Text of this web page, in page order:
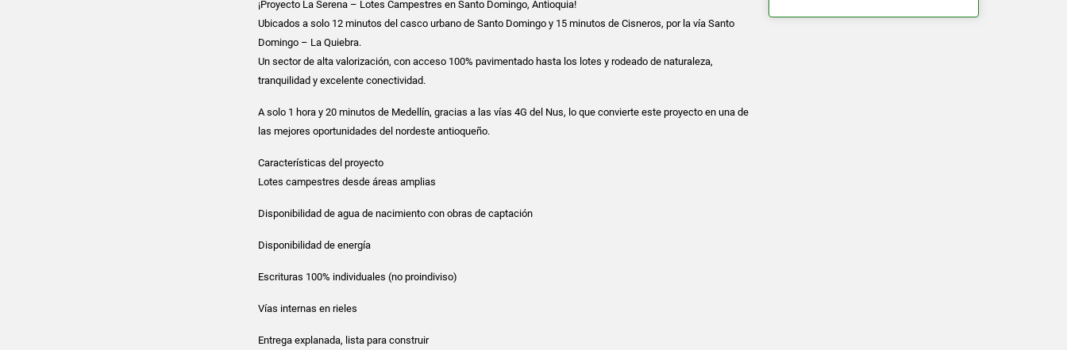
¡Proyecto La Serena – Lotes Campestres en Santo Domingo, Antioquia!
Ubicados a solo 12 minutos del casco urbano de Santo Domingo y 15 minutos de Cisneros, por la vía Santo
Domingo – La Quiebra.
Un sector de alta valorización, con acceso 100% pavimentado hasta los lotes y rodeado de naturaleza,
tranquilidad y excelente conectividad.
A solo 1 hora y 20 minutos de Medellín, gracias a las vías 4G del Nus, lo que convierte este proyecto en una de
las mejores oportunidades del nordeste antioqueño.
Características del proyecto
Lotes campestres desde áreas amplias
Disponibilidad de agua de nacimiento con obras de captación
Disponibilidad de energía
Escrituras 100% individuales (no proindiviso)
Vías internas en rieles
Entrega explanada, lista para construir